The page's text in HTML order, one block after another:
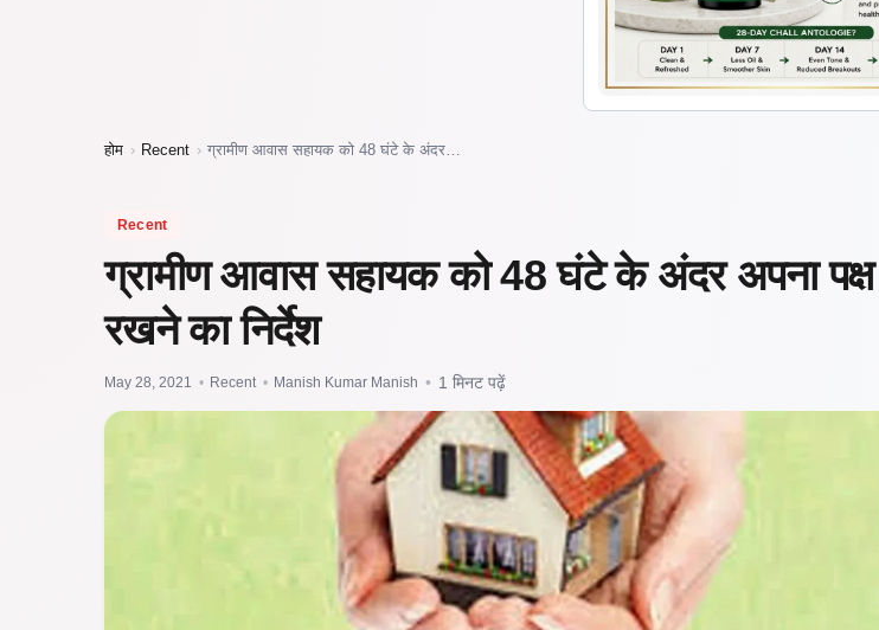
होम › Recent › ग्रामीण आवास सहायक को 48 घंटे के अंदर…
Recent
ग्रामीण आवास सहायक को 48 घंटे के अंदर अपना पक्ष
रखने का निर्देश
May 28, 2021 • Recent • Manish Kumar Manish • 1 मिनट पढ़ें